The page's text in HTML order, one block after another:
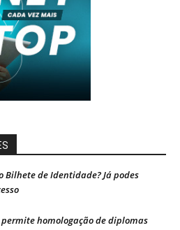
Bilhete de Identidade? Já podes
permite homologação de diplomas